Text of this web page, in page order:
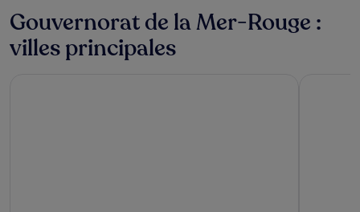
Gouvernorat de la Mer-Rouge :
villes principales